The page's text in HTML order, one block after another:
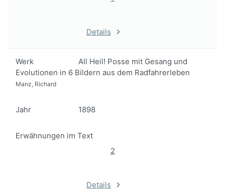
Details
Werk
All Heil! Posse mit Gesang und
Evolutionen in 6 Bildern aus dem Radfahrerleben
Manz, Richard
Jahr 1898
Erwähnungen im Text
2
Details